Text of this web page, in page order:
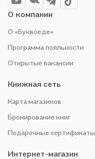
О компании
О «Буквоеде»
Программа лояльности
Открытые вакансии
Книжная сеть
Карта магазинов
Бронирование книг
Подарочные сертификаты
Интернет-магазин